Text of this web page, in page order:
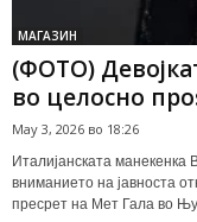
МАГАЗИН
(ФОТО)
во целосно
May 3, 2026 во 18:26
Италијанската манекенка
вниманието на јавноста
пресрет на Мет Гала во